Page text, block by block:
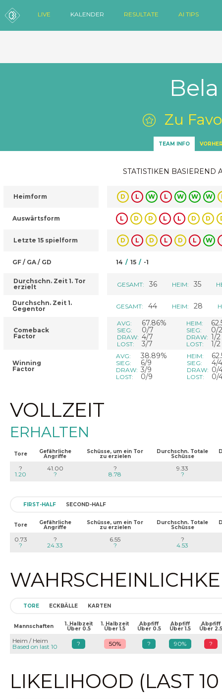
LIVE KALENDER RESULTATE AI TIPS
Zu
TEAM INFO
STATISTIKEN BASIEREND
Heimform
Auswärtsform
Letzte 15 spielform
GF / GA / GD
Durchschn. Zeit 1. Tor
erzielt
Durchschn. Zeit 1.
Gegentor
Comeback
Factor
Winning
Factor
D L W L W W W
L D D L L D D
D L D L D L W
14 / 15 / -1
GESAMT: 36 HEIM: 35
GESAMT: 44 HEIM: 28
AVG: 67.86%
SIEG: 0/7
DRAW: 4/7
LOST: 3/7
HEIM:
SIEG: 0/2
DRAW: 1/2
LOST: 1/2
AVG: 38.89%
SIEG: 6/9
DRAW: 3/9
LOST: 0/9
HEIM:
SIEG: 4/4
DRAW: 0/
LOST: 0/
VOLLZEIT
ERHALTEN
Tore Gefährliche
Angriffe
Schüsse, um ein Tor
zu erzielen
Durchschn. Totale
Schüsse
?
1.20
41.00
?
?
8.78
9.33
?
FIRST-HALF SECOND-HALF
Tore Gefährliche
Angriffe
Schüsse, um ein Tor
zu erzielen
Durchschn. Totale
Schüsse
0.73
?
?
24.33
6.55
?
?
4.53
TORE ECKBÄLLE KARTEN
Mannschaften 1. Halbzeit
Über 0.5
1. Halbzeit
Über 1.5
Abpfiff
Über 0.5
Abpfiff
Über 1.5
Abpfiff
Über 2.5
Heim / Heim
Based on last 10
? 50% ? 90% ?
LIKELIHOOD (LAST